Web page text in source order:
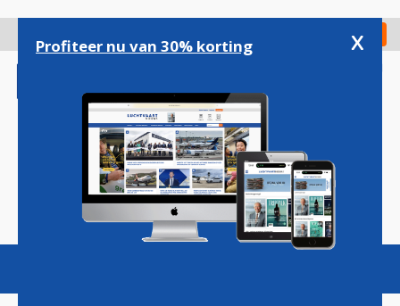
gaan
Check in
Magazine Podcasts Vacatures
Profiteer nu van 30% korting x